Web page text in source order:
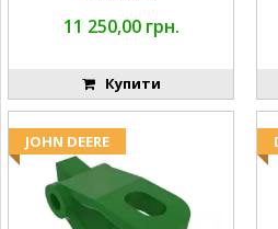
11 250,00 грн.
Купити
JOHN DEERE